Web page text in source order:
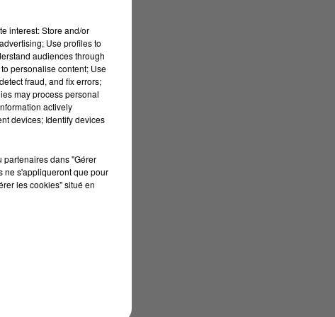
et
interest: Store and/or
Use profiles to
audiences through
personalise content; Use
fraud, and fix errors;
may process personal
actively
devices; Identify devices
partenaires dans "Gérer
ne s'appliqueront que pour
les cookies" situé en